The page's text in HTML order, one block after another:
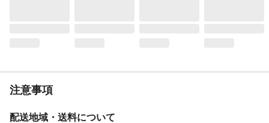
注意事項
配送地域・送料について